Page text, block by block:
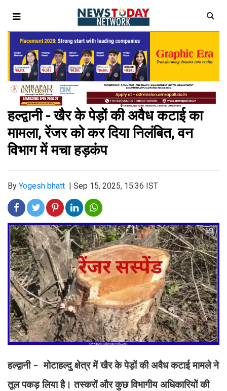
हल्द्वानी - खैर के पेड़ों की अवैध कटाई का
मामला, रेंजर को कर दिया निलंबित, वन
विभाग में मचा हड़कंप
By Yogesh bhatt Sep 15, 2025, 15:36 IST
हल्द्वानी - मोटाहल्दु क्षेत्र में खैर के पेड़ों की अवैध कटाई मामले ने
तूल पकड़ लिया है। तस्करों और कुछ विभागीय अधिकारियों की